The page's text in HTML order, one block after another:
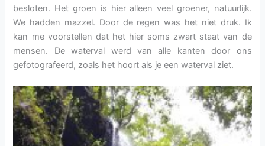
besloten. Het groen is hier alleen veel groener, natuurlijk.
We hadden mazzel. Door de regen was het niet druk. Ik
kan me voorstellen dat het hier soms zwart staat van de
mensen. De waterval werd van alle kanten door ons
gefotografeerd, zoals het hoort als je een waterval ziet.